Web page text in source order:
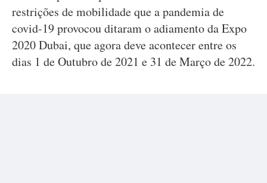
restrições de mobilidade que a pandemia de
covid-19 provocou ditaram o adiamento da Expo
2020 Dubai, que agora deve acontecer entre os
dias 1 de Outubro de 2021 e 31 de Março de 2022.